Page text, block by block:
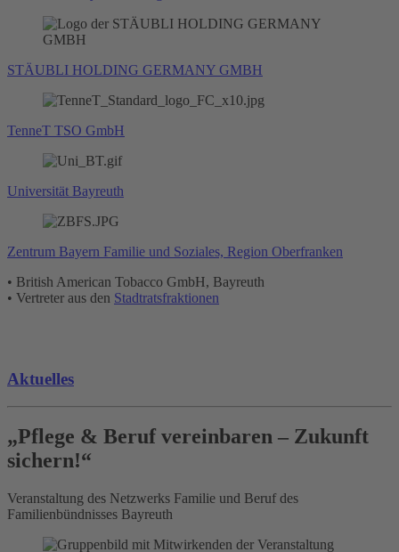
STÄUBLI HOLDING GERMANY GMBH
TenneT TSO GmbH
Universität Bayreuth
Zentrum Bayern Familie und Soziales, Region Oberfranken
• British American Tobacco GmbH, Bayreuth
• Vertreter aus den Stadtratsfraktionen
Aktuelles
„Pflege & Beruf vereinbaren – Zukunft
sichern!“
Veranstaltung des Netzwerks Familie und Beruf des
Familienbündnisses Bayreuth